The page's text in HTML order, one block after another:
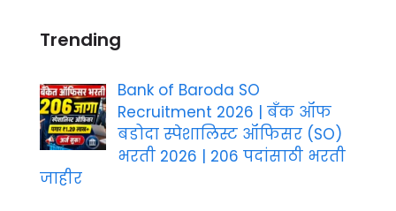
Trending
Bank of Baroda SO
Recruitment 2026 | बँक ऑफ
बडोदा स्पेशालिस्ट ऑफिसर (SO)
भरती 2026 | 206 पदांसाठी भरती
जाहीर